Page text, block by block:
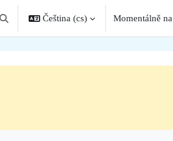
Přepnout vyhledávání
Čeština ‎(cs)‎ Momentálně